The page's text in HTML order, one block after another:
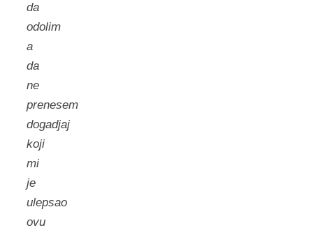
da
odolim
a
da
ne
prenesem
dogadjaj
koji
mi
je
ulepsao
ovu